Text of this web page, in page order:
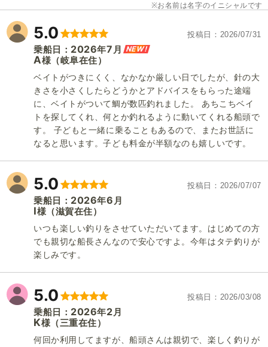
お名前は名字のイニシャルです
5.0 投稿日 2026/07/31
乗船日： 2026年7 月 NEW!
A様 （岐阜在住）
ベイトがつきにくく、なかなか厳しい日でしたが、針の大
きさを小さくしたらどうかとアドバイスをもらった途端
に、ベイトがついて鯛が数匹釣れました。 あちこちベイ
トを探してくれ、何とか釣れるように動いてくれる船頭で
す。 子どもと一緒に乗ることもあるので、またお世話に
なると思います。子ども料金が半額なのも嬉しいです。
5.0 投稿日 2026/07/07
乗船日： 2026年6 月
I様 （滋賀在住）
いつも楽しい釣りをさせていただいてます。はじめての方
でも親切な船長さんなので安心ですよ。今年はタテ釣りが
楽しみです。
5.0 投稿日 2026/03/08
乗船日： 2026年2 月
K様 （三重在住）
何回か利用してますが、船頭さんは親切で、楽しく釣りが